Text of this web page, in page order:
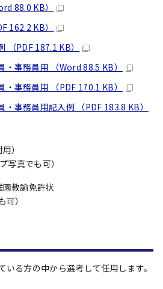
88.0 KB）
162.2 KB）
（PDF 187.1 KB）
事務員用 （Word 88.5 KB）
事務員用 （PDF 170.1 KB）
事務員用記入例 （PDF 183.8 KB）
）
真でも可）
園教諭免許状
）
る方の中から選考して任用します。